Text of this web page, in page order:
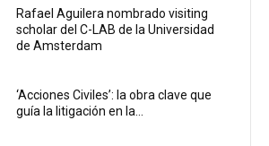
Rafael Aguilera nombrado visiting
scholar del C-LAB de la Universidad
de Amsterdam
‘Acciones Civiles’: la obra clave que
guía la litigación en la...